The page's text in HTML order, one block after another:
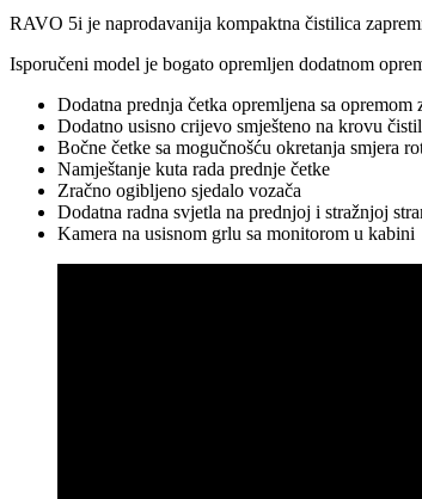
RAVO 5i je naprodavanija kompaktna čistilica
Isporučeni model je bogato opremljen dodatnom
Dodatna prednja četka opremljena sa opremom
Dodatno usisno crijevo smješteno na krovu
Bočne četke sa mogučnošću okretanja smjera
Namještanje kuta rada prednje četke
Zračno ogibljeno sjedalo vozača
Dodatna radna svjetla na prednjoj i stražnjoj
Kamera na usisnom grlu sa monitorom u kabini